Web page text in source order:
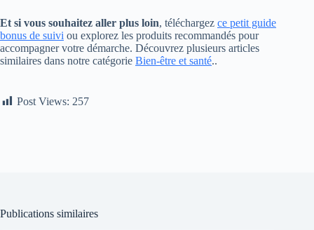
Et si vous souhaitez aller plus loin, téléchargez ce petit guide
bonus de suivi ou explorez les produits recommandés pour
accompagner votre démarche. Découvrez plusieurs articles
similaires dans notre catégorie Bien-être et santé..
Post Views: 257
Publications similaires